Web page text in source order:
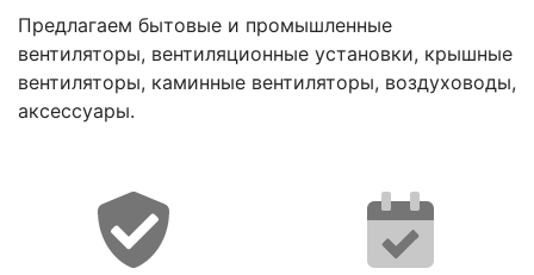
Предлагаем бытовые и промышленные
вентиляторы, вентиляционные установки, крышные
вентиляторы, каминные вентиляторы, воздуховоды,
аксессуары.